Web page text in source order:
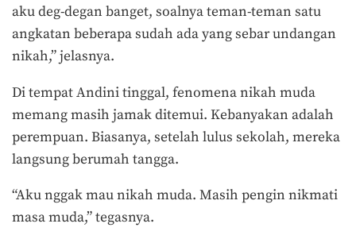
aku deg-degan banget, soalnya teman-teman satu
angkatan beberapa sudah ada yang sebar undangan
nikah,” jelasnya.
Di tempat Andini tinggal, fenomena nikah muda
memang masih jamak ditemui. Kebanyakan adalah
perempuan. Biasanya, setelah lulus sekolah, mereka
langsung berumah tangga.
“Aku nggak mau nikah muda. Masih pengin nikmati
masa muda,” tegasnya.